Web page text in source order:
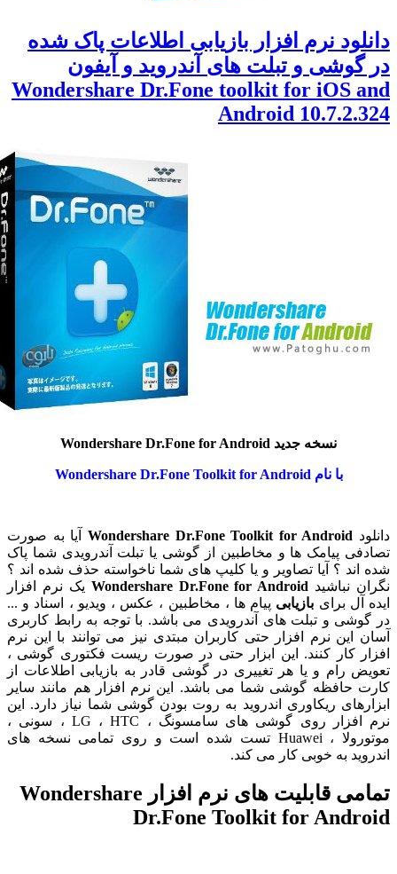
نرم افزار بازیابی اطلاعات پاک شده
و تبلت های آندروید و آیفون
Wondershare Dr.Fone toolkit for iOS
Android
نسخه جدید Wondershare Dr.Fone for Android
با نام Wondershare Dr.Fone Toolkit for Android
Wondershare Dr.Fone Toolkit for Androidآیا به صورت
پیامک ها و مخاطبین از گوشی یا تبلت آندرویدی شما پاک
؟ آیا تصاویر و یا کلیپ های شما ناخواسته حذف شده اند ؟
نباشیدWondershare Dr.Fone for Androidیک نرم افزار
آل برای بازیابیپیام ها ، مخاطبین ، عکس ، ویدیو ، اسناد و ...
و تبلت های آندرویدی می باشد. با توجه به رابط کاربری
این نرم افزار حتی کاربران مبتدی نیز می توانند با این نرم
کار کنند. این ابزار حتی در صورت ریست فکتوری گوشی ،
رام و یا هر تغییری در گوشی قادر به بازیابی اطلاعات از
حافظه گوشی شما می باشد. این نرم افزار هم مانند سایر
ریکاوری اندروید به روت بودن گوشی شما نیاز دارد. این
نرم افزار روی گوشی های سامسونگ ، LG ، HTC ، سونی ،
موتورولا ، Huawei تست شده است و روی تمامی نسخه های
به خوبی کار می کند.
تمامی قابلیت های نرم افزار Wondershare
Dr.Fone Toolkit for